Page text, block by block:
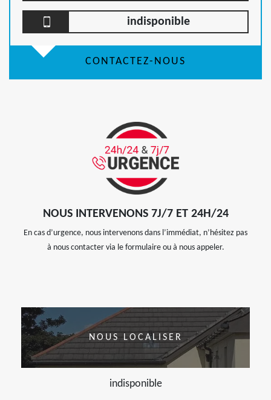
indisponible
CONTACTEZ-NOUS
NOUS INTERVENONS 7J/7 ET 24H/24
En cas d’urgence, nous intervenons dans l’immédiat, n’hésitez pas
à nous contacter via le formulaire ou à nous appeler.
NOUS LOCALISER
indisponible